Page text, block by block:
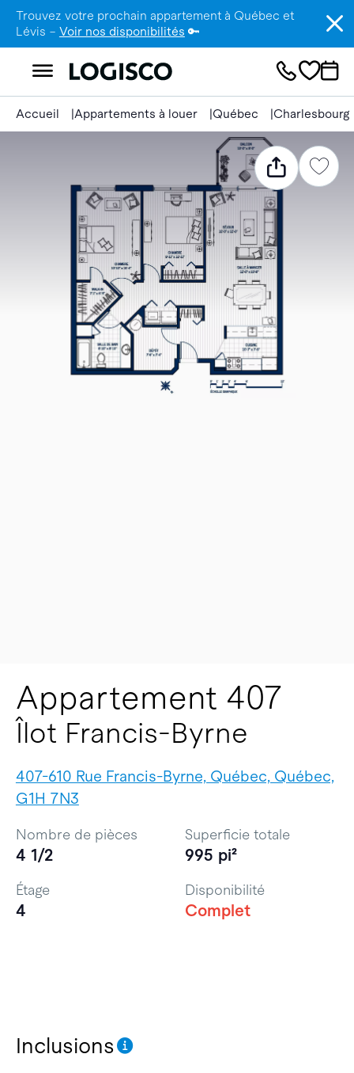
Trouvez votre prochain appartement à Québec et
Lévis – Voir nos disponibilités 🔑
Accueil Appartements à louer Québec Charlesbourg
Appartement 407
Îlot Francis-Byrne
407-610 Rue Francis-Byrne, Québec, Québec,
G1H 7N3
Inclusions
Nombre de pièces
4 1/2
Superficie totale
995 pi²
Étage
4
Disponibilité
Complet